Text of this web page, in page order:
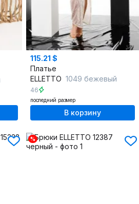
115.21 $
Платье
ELLETTO 1049 бежевый
46
последний размер
В корзину
%